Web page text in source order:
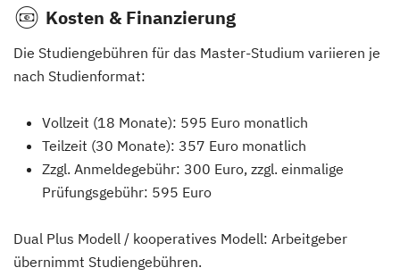
Kosten & Finanzierung
Die Studiengebühren für das Master-Studium variieren je
nach Studienformat:
Vollzeit (18 Monate): 595 Euro monatlich
Teilzeit (30 Monate): 357 Euro monatlich
Zzgl. Anmeldegebühr: 300 Euro, zzgl. einmalige
Prüfungsgebühr: 595 Euro
Dual Plus Modell / kooperatives Modell: Arbeitgeber
übernimmt Studiengebühren.